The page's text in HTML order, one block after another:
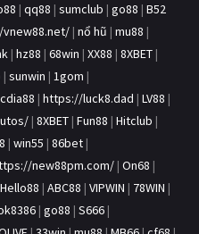
| qq88 | sumclub | go88 | B52
| nổ hũ | mu88 |
| hz88 | 68win | XX88 | 8XBET |
| sunwin | 1gom |
| https://luck8.dad | LV88 |
| 8XBET | Fun88 | Hitclub |
| win55 | 86bet |
new88pm.com/ | On68 |
Hello88 | ABC88 | VIPWIN | 78WIN |
| go88 | S666 |